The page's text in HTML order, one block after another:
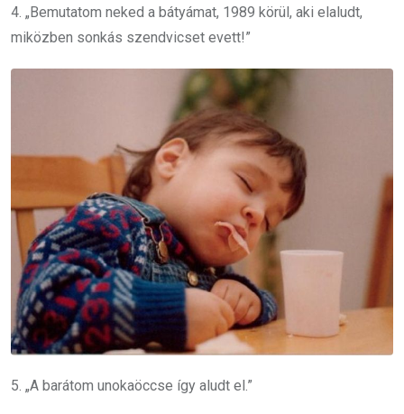
4. „Bemutatom neked a bátyámat, 1989 körül, aki elaludt,
miközben sonkás szendvicset evett!”
5. „A barátom unokaöccse így aludt el.”